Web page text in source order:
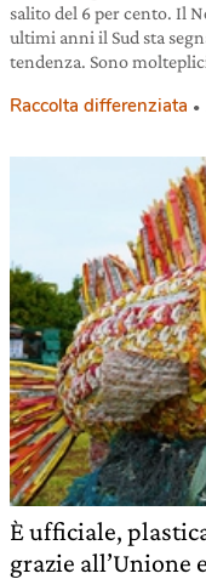
salito del 6 per cento. Il
ultimi anni il Sud sta
tendenza. Sono
Raccolta differenziata
È ufficiale,
grazie all’Unione